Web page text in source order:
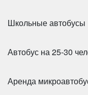
Школьные автобусы
Автобус на 25-30
Аренда